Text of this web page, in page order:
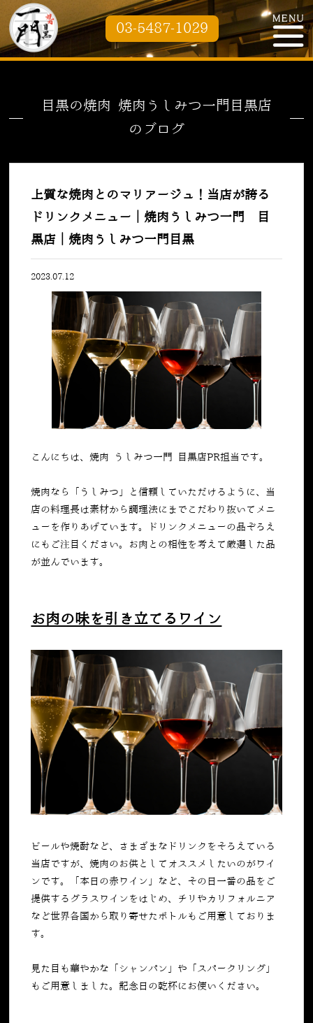
03-5487-1029
目黒の焼肉 焼肉うしみつ一門目黒店
のブログ
上質な焼肉とのマリアージュ！当店が誇る
ドリンクメニュー｜焼肉うしみつ一門 目
黒店｜焼肉うしみつ一門目黒
2023.07.12
こんにちは、焼肉 うしみつ一門 目黒店PR担当です。
焼肉なら「うしみつ」と信頼していただけるように、当
店の料理長は素材から調理法にまでこだわり抜いてメニ
ューを作りあげています。ドリンクメニューの品ぞろえ
にもご注目ください。お肉との相性を考えて厳選した品
が並んでいます。
お肉の味を引き立てるワイン
ビールや焼酎など、さまざまなドリンクをそろえている
当店ですが、焼肉のお供としてオススメしたいのがワイ
ンです。「本日の赤ワイン」など、その日一番の品をご
提供するグラスワインをはじめ、チリやカリフォルニア
など世界各国から取り寄せたボトルもご用意しておりま
す。
見た目も華やかな「シャンパン」や「スパークリング」
もご用意しました。記念日の乾杯にお使いください。